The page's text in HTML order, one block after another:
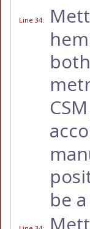
Line 34:
CSM
be